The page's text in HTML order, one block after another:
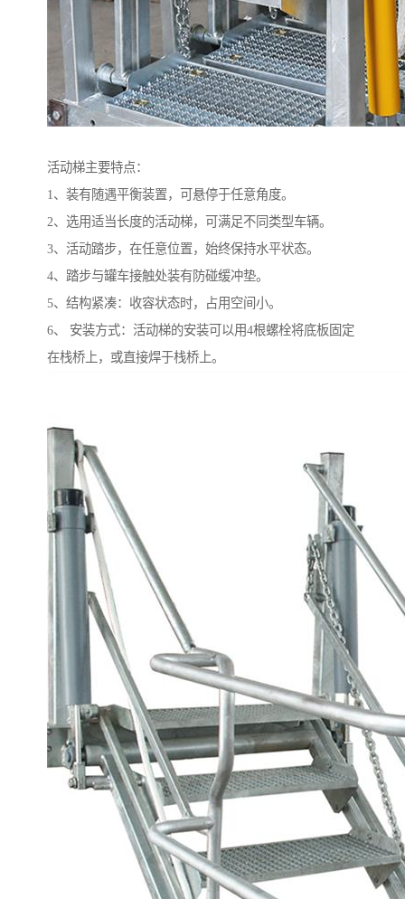
活动梯主要特点：
1、装有随遇平衡装置，可悬停于任意角度。
2、选用适当长度的活动梯，可满足不同类型车辆。
3、活动踏步，在任意位置，始终保持水平状态。
4、踏步与罐车接触处装有防碰缓冲垫。
5、结构紧凑：收容状态时，占用空间小。
6、 安装方式：活动梯的安装可以用4根螺栓将底板固定
在栈桥上，或直接焊于栈桥上。